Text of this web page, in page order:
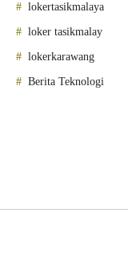
lokertasikmalaya
loker tasikmalay
lokerkarawang
Berita Teknologi